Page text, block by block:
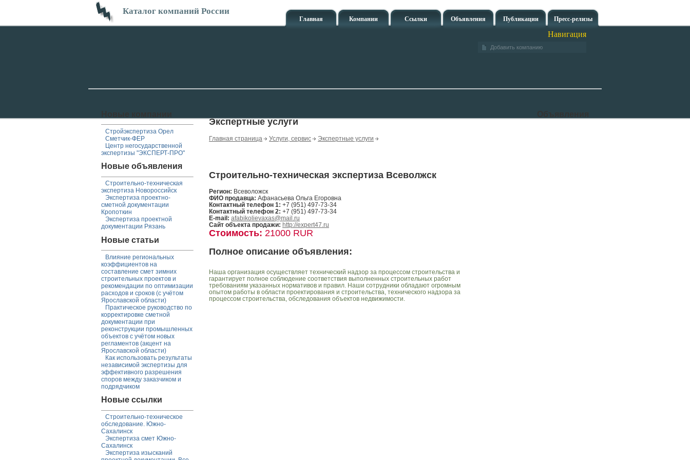
Каталог компаний России
Главная Компании Ссылки Объявления Публикации Пресс-релизы
Навигация
Добавить компанию
Стройэкспертиза Орел
Сметчик-ФЕР
Центр негосударственной
экспертизы "ЭКСПЕРТ-ПРО"
Новые объявления
Строительно-техническая
экспертиза Новороссийск
Экспертиза проектно-
сметной документации
Кропоткин
Экспертиза проектной
документации Рязань
Новые статьи
Влияние региональных
коэффициентов на
составление смет зимних
строительных проектов и
рекомендации по оптимизации
расходов и сроков (с учётом
Ярославской области)
Практическое руководство по
корректировке сметной
документации при
реконструкции промышленных
объектов с учётом новых
регламентов (акцент на
Ярославской области)
Как использовать результаты
независимой экспертизы для
эффективного разрешения
споров между заказчиком и
подрядчиком
Новые ссылки
Строительно-техническое
обследование. Южно-
Сахалинск
Экспертиза смет Южно-
Сахалинск
Экспертиза изысканий
Экспертные услуги
Главная страница Услуги, сервис Экспертные услуги
Строительно-техническая экспертиза Всеволжск
Регион: Всеволожск
ФИО продавца: Афанасьева Ольга Егоровна
Контактный телефон 1: +7 (951) 497-73-34
Контактный телефон 2: +7 (951) 497-73-34
E-mail: afabikolievaxas@mail.ru
Сайт объекта продажи: http://expert47.ru
Стоимость: 21000 RUR
Полное описание объявления:
Наша организация осуществляет технический надзор за процессом строительства и
гарантирует полное соблюдение соответствия выполненных строительных работ
требованиям указанных нормативов и правил. Наши сотрудники обладают огромным
опытом работы в области проектирования и строительства, технического надзора за
процессом строительства, обследования объектов недвижимости.